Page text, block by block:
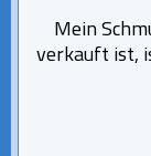
Mein
verkauft ist,